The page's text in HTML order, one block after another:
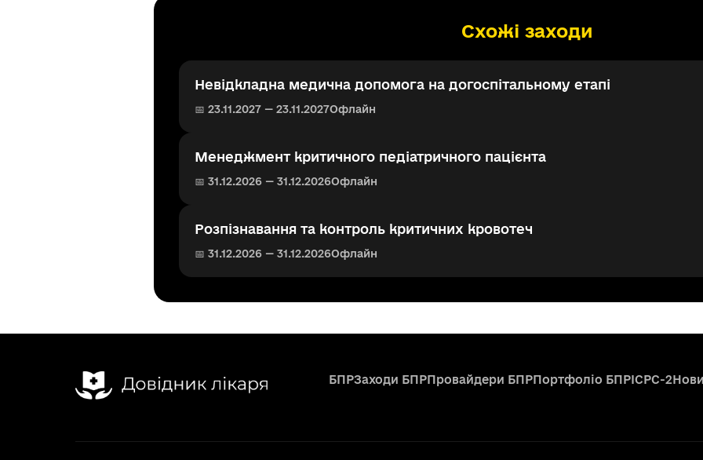
Схожі заходи
Невідкладна медична допомога на догоспітальному етапі
📅 23.11.2027 — 23.11.2027Офлайн
Менеджмент критичного педіатричного пацієнта
📅 31.12.2026 — 31.12.2026Офлайн
Розпізнавання та контроль критичних кровотеч
📅 31.12.2026 — 31.12.2026Офлайн
БПРЗаходи БПРПровайдери БПРПортфоліо БПРICPC-2